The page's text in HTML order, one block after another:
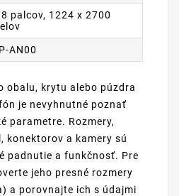
palcov, 1224 x 2700
AN00
obalu, krytu alebo púzdra
je nevyhnutné poznať
parametre. Rozmery,
konektorov a kamery sú
padnutie a funkčnosť. Pre
jeho presné rozmery
a porovnajte ich s údajmi